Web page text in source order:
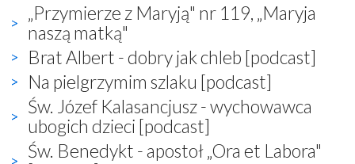
„Przymierze z Maryją" nr 119, „Maryja
naszą matką"
Brat Albert - dobry jak chleb [podcast]
Na pielgrzymim szlaku [podcast]
Św. Józef Kalasancjusz - wychowawca
ubogich dzieci [podcast]
Św. Benedykt - apostoł „Ora et Labora"